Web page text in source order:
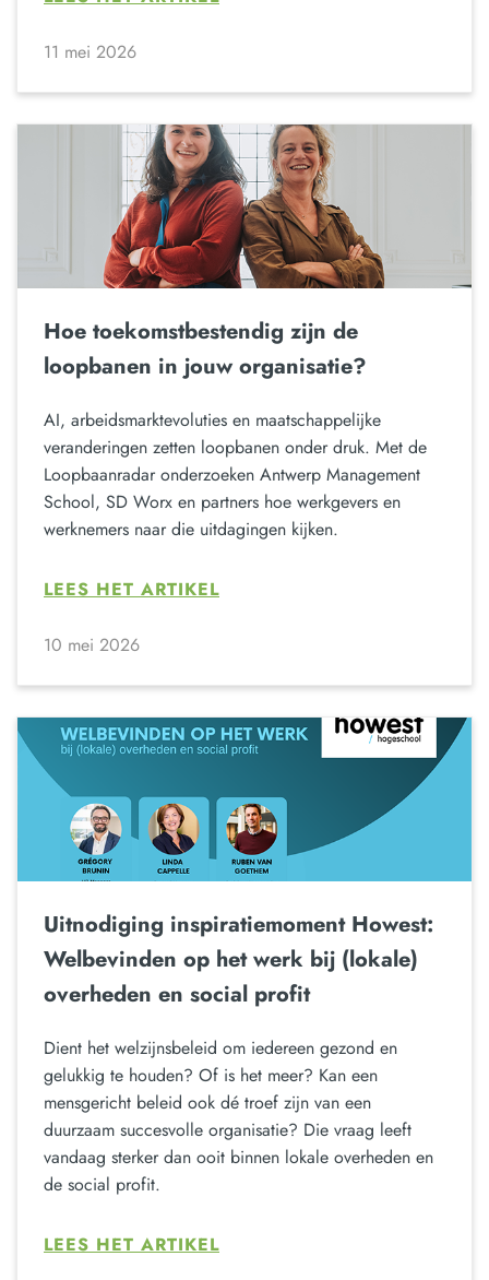
11 mei 2026
Hoe toekomstbestendig zijn de
loopbanen in jouw organisatie?
AI, arbeidsmarktevoluties en maatschappelijke
veranderingen zetten loopbanen onder druk. Met de
Loopbaanradar onderzoeken Antwerp Management
School, SD Worx en partners hoe werkgevers en
werknemers naar die uitdagingen kijken.
LEES HET ARTIKEL
10 mei 2026
Uitnodiging inspiratiemoment Howest:
Welbevinden op het werk bij (lokale)
overheden en social profit
Dient het welzijnsbeleid om iedereen gezond en
gelukkig te houden? Of is het meer? Kan een
mensgericht beleid ook dé troef zijn van een
duurzaam succesvolle organisatie? Die vraag leeft
vandaag sterker dan ooit binnen lokale overheden en
de social profit.
LEES HET ARTIKEL